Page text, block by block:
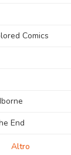
Comics
End
Altro